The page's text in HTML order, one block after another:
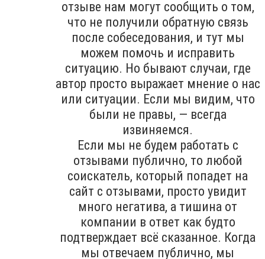
отзыве нам могут сообщить о том,
что не получили обратную связь
после собеседования, и тут мы
можем помочь и исправить
ситуацию. Но бывают случаи, где
автор просто выражает мнение о нас
или ситуации. Если мы видим, что
были не правы, — всегда
извиняемся.
Если мы не будем работать с
отзывами публично, то любой
соискатель, который попадет на
сайт с отзывами, просто увидит
много негатива, а тишина от
компании в ответ как будто
подтверждает всё сказанное. Когда
мы отвечаем публично, мы